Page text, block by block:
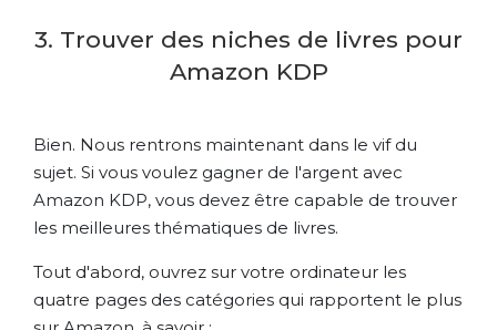
3. Trouver des niches de livres pour
Amazon KDP
Bien. Nous rentrons maintenant dans le vif du
sujet. Si vous voulez gagner de l'argent avec
Amazon KDP, vous devez être capable de trouver
les meilleures thématiques de livres.
Tout d'abord, ouvrez sur votre ordinateur les
quatre pages des catégories qui rapportent le plus